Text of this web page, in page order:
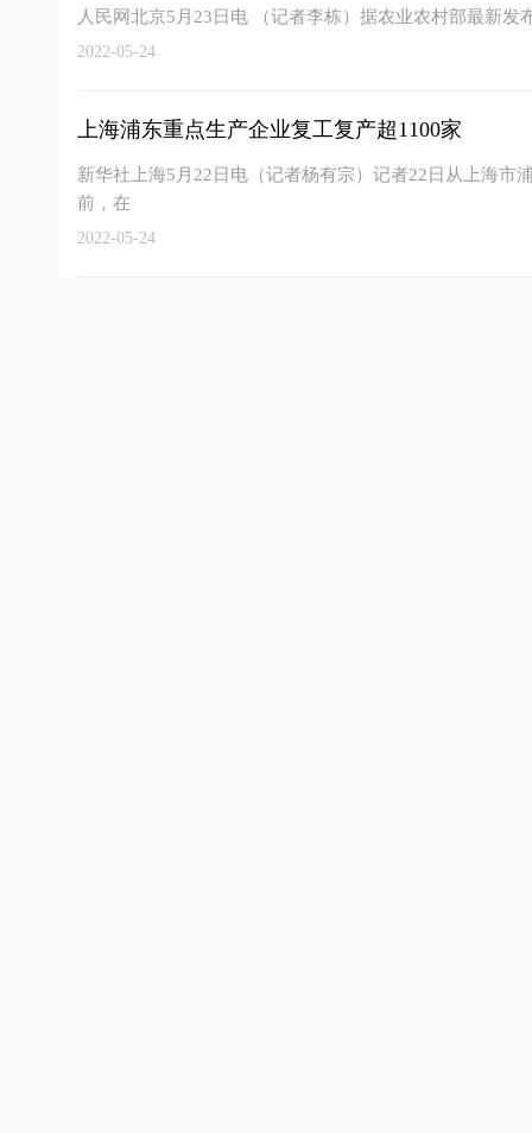
人民网北京5月23日电 （记者李栋）据农业农村部最新
2022-05-24
上海浦东重点生产企业复工复产超1100家
新华社上海5月22日电（记者杨有宗）记者22日从上海市
前，在
2022-05-24